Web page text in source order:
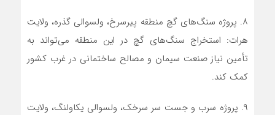
۸. پروژه سنگ‌های گچ منطقه پیرسرخ، ولسوالی گذره، ولایت
هرات: استخراج سنگ‌های گچ در این منطقه می‌تواند به
تأمین نیاز صنعت سیمان و مصالح ساختمانی در غرب کشور
کمک کند.
۹. پروژه سرب و جست سر سرخک، ولسوالی یکاولنگ، ولایت